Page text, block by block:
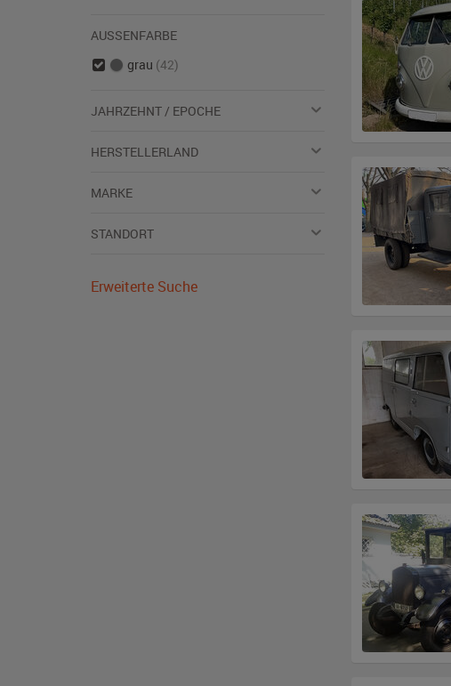
AUSSENFARBE
grau (42)
JAHRZEHNT / EPOCHE
HERSTELLERLAND
MARKE
STANDORT
Erweiterte Suche